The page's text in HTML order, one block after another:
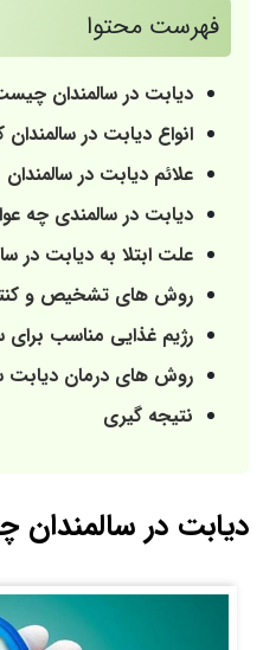
فهرست محتوا
دیابت در سالمندان
انواع دیابت در
علائم دیابت در سالمندان
دیابت در سالمندی چه
علت ابتلا به دیابت در
روش های تشخیص و
رژیم غذایی مناسب برای
روش های درمان دیابت
نتیجه گیری
دیابت در